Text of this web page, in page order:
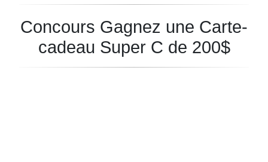
Concours Gagnez une Carte-
cadeau Super C de 200$
Concours!
Inscrivez-